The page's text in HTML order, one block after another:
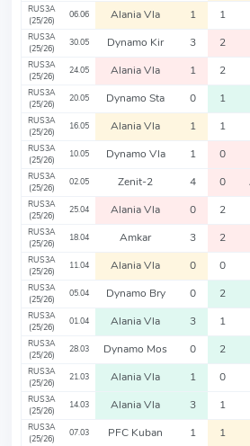
RUS3A
(25/26)
06.06 Alania Vla 1 1
RUS3A
(25/26)
30.05 Dynamo Kir 3 2
RUS3A
(25/26)
24.05 Alania Vla 1 2
RUS3A
(25/26)
20.05 Dynamo Sta 0 1
RUS3A
(25/26)
16.05 Alania Vla 1 1
RUS3A
(25/26)
10.05 Dynamo Vla 1 0
RUS3A
(25/26)
02.05 Zenit-2 4 0
RUS3A
(25/26)
25.04 Alania Vla 0 2
RUS3A
(25/26)
18.04 Amkar 3 2
RUS3A
(25/26)
11.04 Alania Vla 0 0
RUS3A
(25/26)
05.04 Dynamo Bry 0 2
RUS3A
(25/26)
01.04 Alania Vla 3 1
RUS3A
(25/26)
28.03 Dynamo Mos 0 2
RUS3A
(25/26)
21.03 Alania Vla 1 0
RUS3A
(25/26)
14.03 Alania Vla 3 1
RUS3A
(25/26)
07.03 PFC Kuban 1 1